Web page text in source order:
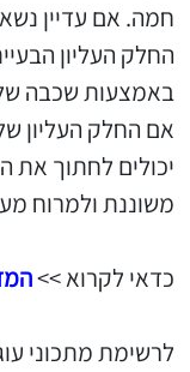
חמה. אם עדיין
החלק העליון
באמצעות שכבה של
אם החלק העליון
יכולים לחתוך את
משוננת ולמרוח
כדאי לקרוא >>
לרשימת מתכוני